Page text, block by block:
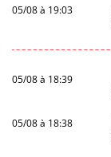
05/08 à 19:03
05/08 à 18:39
05/08 à 18:38